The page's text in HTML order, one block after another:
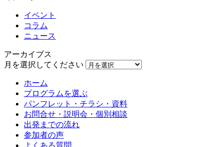
イベント
コラム
ニュース
アーカイブス
月を選択してください
ホーム
プログラムを選ぶ
パンフレット・チラシ・資料
お問合せ・説明会・個別相談
出発までの流れ
参加者の声